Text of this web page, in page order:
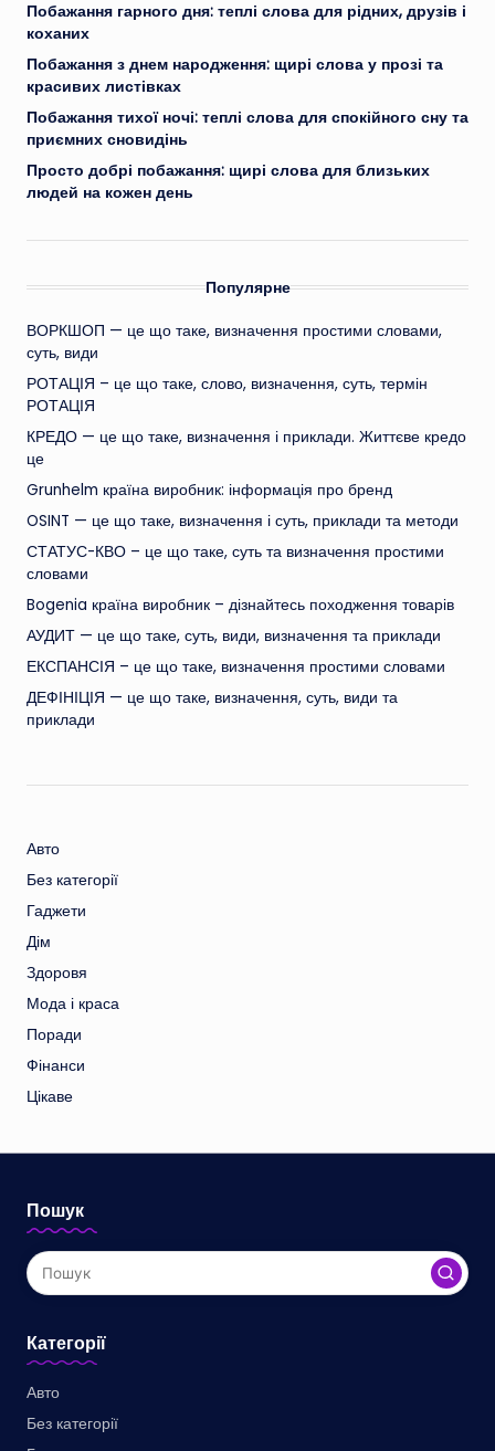
Побажання гарного дня: теплі слова для рідних, друзів і
коханих
Побажання з днем народження: щирі слова у прозі та
красивих листівках
Побажання тихої ночі: теплі слова для спокійного сну та
приємних сновидінь
Просто добрі побажання: щирі слова для близьких
людей на кожен день
Популярне
ВОРКШОП — це що таке, визначення простими словами,
суть, види
РОТАЦІЯ – це що таке, слово, визначення, суть, термін
РОТАЦІЯ
КРЕДО — це що таке, визначення і приклади. Життєве кредо
це
Grunhelm країна виробник: інформація про бренд
OSINT — це що таке, визначення і суть, приклади та методи
СТАТУС-КВО – це що таке, суть та визначення простими
словами
Bogenia країна виробник – дізнайтесь походження товарів
АУДИТ — це що таке, суть, види, визначення та приклади
ЕКСПАНСІЯ – це що таке, визначення простими словами
ДЕФІНІЦІЯ — це що таке, визначення, суть, види та
приклади
Авто
Без категорії
Гаджети
Дім
Здоровя
Мода і краса
Поради
Фінанси
Цікаве
Пошук
Категорії
Авто
Без категорії